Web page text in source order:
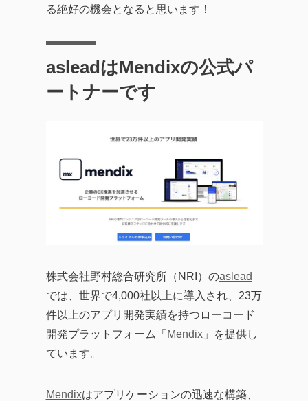
る絶好の機会となると思います！
asleadはMendixの公式パ
ートナーです
株式会社野村総合研究所（NRI）のaslead
では、世界で4,000社以上に導入され、23万
件以上のアプリ開発実績を持つローコード
開発プラットフォーム「 Mendix」を提供し
ています。
Mendixはアプリケーションの迅速な構築、